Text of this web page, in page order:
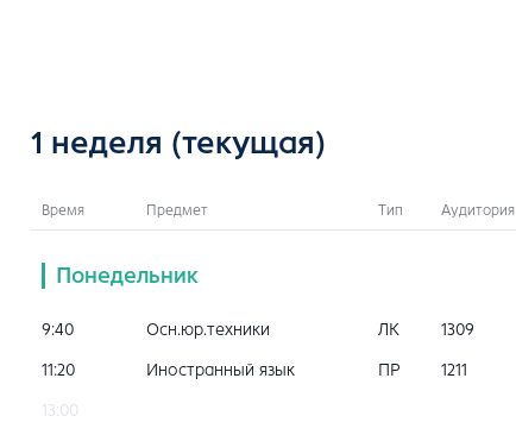
1 неделя (текущая)
Время Предмет Тип Аудитория
Понедельник
9:40 Осн.юр.техники ЛК 1309
11:20 Иностранный язык ПР 1211
13:00